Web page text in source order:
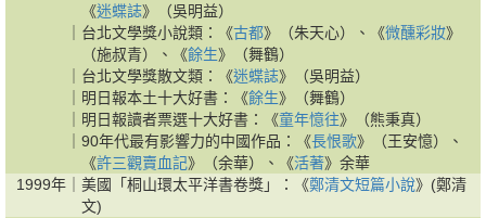
《迷蝶誌》（吳明益）
台北文學獎小說類：《古都》（朱天心）、《微醺彩妝》
（施叔青）、《餘生》（舞鶴）
台北文學獎散文類：《迷蝶誌》（吳明益）
明日報本土十大好書：《餘生》（舞鶴）
明日報讀者票選十大好書：《童年憶往》（熊秉真）
90年代最有影響力的中國作品：《長恨歌》（王安憶）、
《許三觀賣血記》（余華）、《活著》余華
1999年｜ 美國「桐山環太平洋書卷獎」：《鄭清文短篇小說》(鄭清
文)